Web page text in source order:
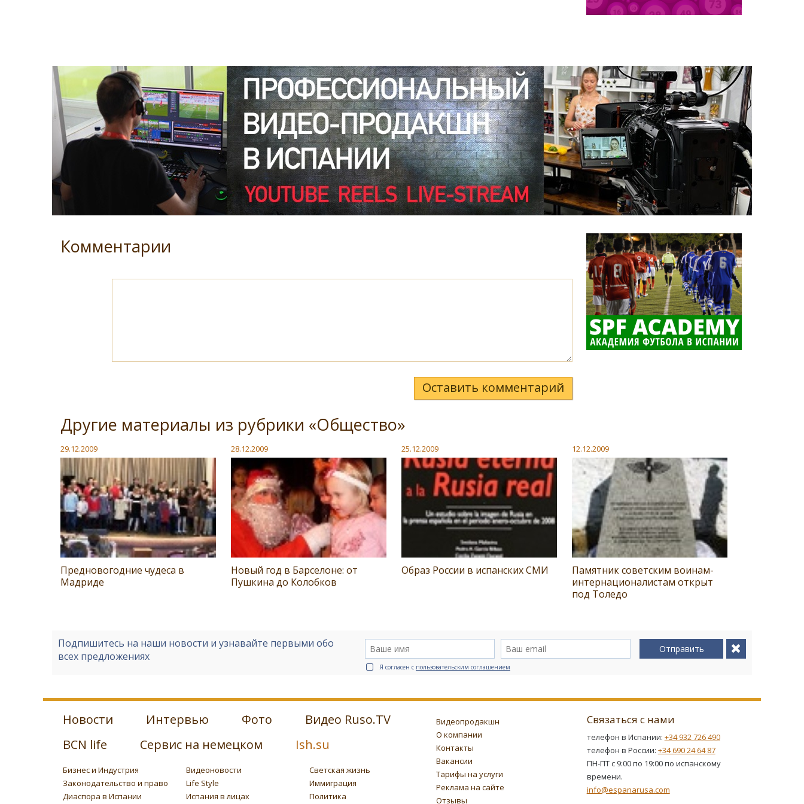
Комментарии
Оставить комментарий
Другие материалы из рубрики «Общество»
29.12.2009
Предновогодние чудеса в
Мадриде
28.12.2009
Новый год в Барселоне: от
Пушкина до Колобков
25.12.2009
Образ России в испанских СМИ
12.12.2009
Памятник советским воинам-
интернационалистам открыт
под Толедо
Подпишитесь на наши новости и узнавайте первыми обо
всех предложениях
Отправить
Я согласен с пользовательским соглашением
Новости Интервью Фото
Видео Ruso.TV
BCN life
Сервис на немецком Ish.su
Бизнес и Индустрия Видеоновости
Светская жизнь
Законодательство и право
Life Style
Иммиграция
Диаспора в Испании
Испания в лицах
Политика
Видеопродакшн
О компании
Контакты
Вакансии
Тарифы на услуги
Реклама на сайте
Отзывы
Связаться с нами
телефон в Испании: +34 932 726 490
телефон в России: +34 690 24 64 87
ПН-ПТ с 9:00 по 19:00 по испанскому
времени.
info@espanarusa.com